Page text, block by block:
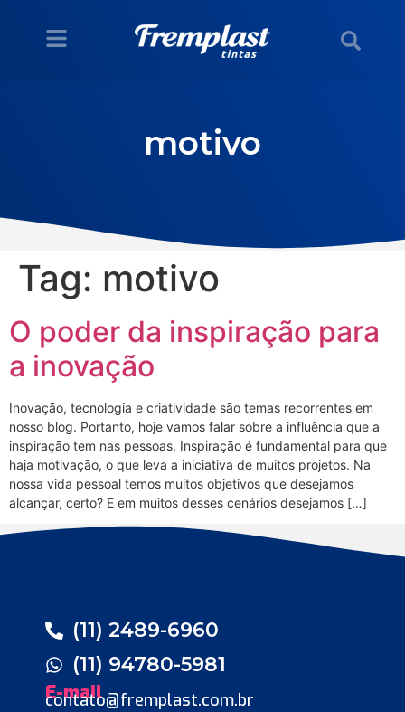
motivo
Tag: motivo
O poder da inspiração para
a inovação
Inovação, tecnologia e criatividade são temas recorrentes em
nosso blog. Portanto, hoje vamos falar sobre a influência que a
inspiração tem nas pessoas. Inspiração é fundamental para que
haja motivação, o que leva a iniciativa de muitos projetos. Na
nossa vida pessoal temos muitos objetivos que desejamos
alcançar, certo? E em muitos desses cenários desejamos […]
(11) 2489-6960
(11) 94780-5981
E-mail
contato@fremplast.com.br